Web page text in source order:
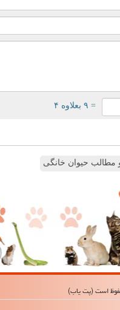
= ۹ بعلاوه ۴
و مطالب حیوان خانگی